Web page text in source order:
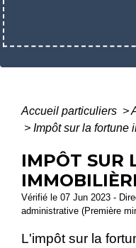
Accueil particuliers >
> Impôt sur la fortune
IMPÔT SUR
Vérifié le 07 Jun 2023 -
administrative (Première
L'impôt sur la